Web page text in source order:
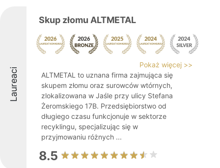
Laureaci
Skup złomu ALTMETAL
Pokaż więcej >>
ALTMETAL to uznana firma zajmująca się
skupem złomu oraz surowców wtórnych,
zlokalizowana w Jaśle przy ulicy Stefana
Żeromskiego 17B. Przedsiębiorstwo od
długiego czasu funkcjonuje w sektorze
recyklingu, specjalizując się w
przyjmowaniu różnych ...
8.5